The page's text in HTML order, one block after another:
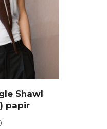
Shawl
papir